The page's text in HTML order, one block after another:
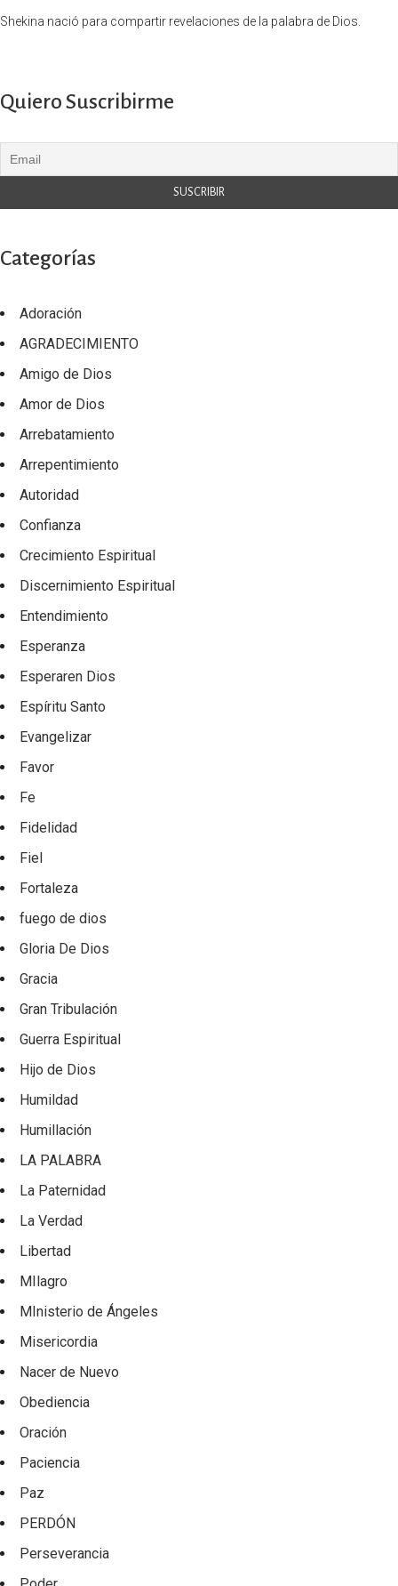
Shekina nació para compartir revelaciones de la palabra de Dios.
Quiero Suscribirme
Categorías
Adoración
AGRADECIMIENTO
Amigo de Dios
Amor de Dios
Arrebatamiento
Arrepentimiento
Autoridad
Confianza
Crecimiento Espiritual
Discernimiento Espiritual
Entendimiento
Esperanza
Esperaren Dios
Espíritu Santo
Evangelizar
Favor
Fe
Fidelidad
Fiel
Fortaleza
fuego de dios
Gloria De Dios
Gracia
Gran Tribulación
Guerra Espiritual
Hijo de Dios
Humildad
Humillación
LA PALABRA
La Paternidad
La Verdad
Libertad
MIlagro
MInisterio de Ángeles
Misericordia
Nacer de Nuevo
Obediencia
Oración
Paciencia
Paz
PERDÓN
Perseverancia